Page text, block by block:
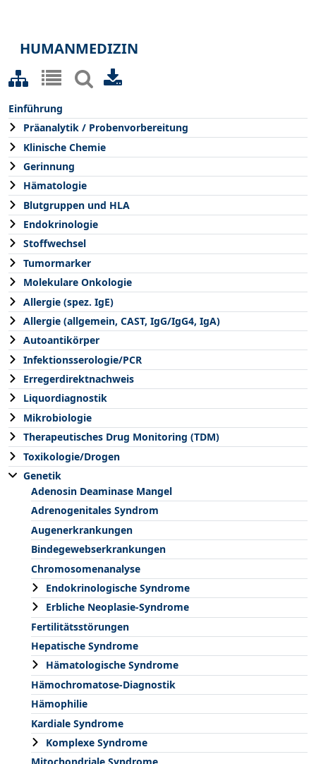
HUMANMEDIZIN
Einführung
Präanalytik / Probenvorbereitung
Klinische Chemie
Gerinnung
Hämatologie
Blutgruppen und HLA
Endokrinologie
Stoffwechsel
Tumormarker
Molekulare Onkologie
Allergie (spez. IgE)
Allergie (allgemein, CAST, IgG/IgG4, IgA)
Autoantikörper
Infektionsserologie/PCR
Erregerdirektnachweis
Liquordiagnostik
Mikrobiologie
Therapeutisches Drug Monitoring (TDM)
Toxikologie/Drogen
Genetik
Adenosin Deaminase Mangel
Adrenogenitales Syndrom
Augenerkrankungen
Bindegewebserkrankungen
Chromosomenanalyse
Endokrinologische Syndrome
Erbliche Neoplasie-Syndrome
Fertilitätsstörungen
Hepatische Syndrome
Hämatologische Syndrome
Hämochromatose-Diagnostik
Hämophilie
Kardiale Syndrome
Komplexe Syndrome